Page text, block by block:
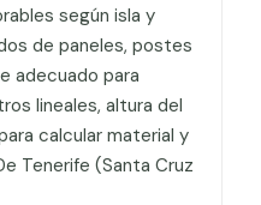
según isla y
de paneles, postes
adecuado para
lineales, altura del
calcular material y
Tenerife (Santa Cruz